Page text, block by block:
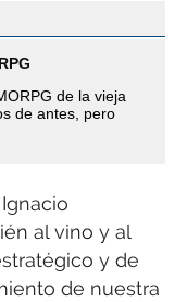
de la vieja
de antes, pero
al vino y al
y de
de nuestra